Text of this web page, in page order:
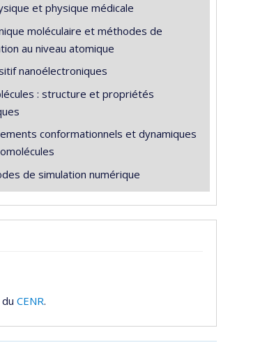
et physique médicale
moléculaire et méthodes de
au niveau atomique
nanoélectroniques
: structure et propriétés
conformationnels et dynamiques
de simulation numérique
CENR.